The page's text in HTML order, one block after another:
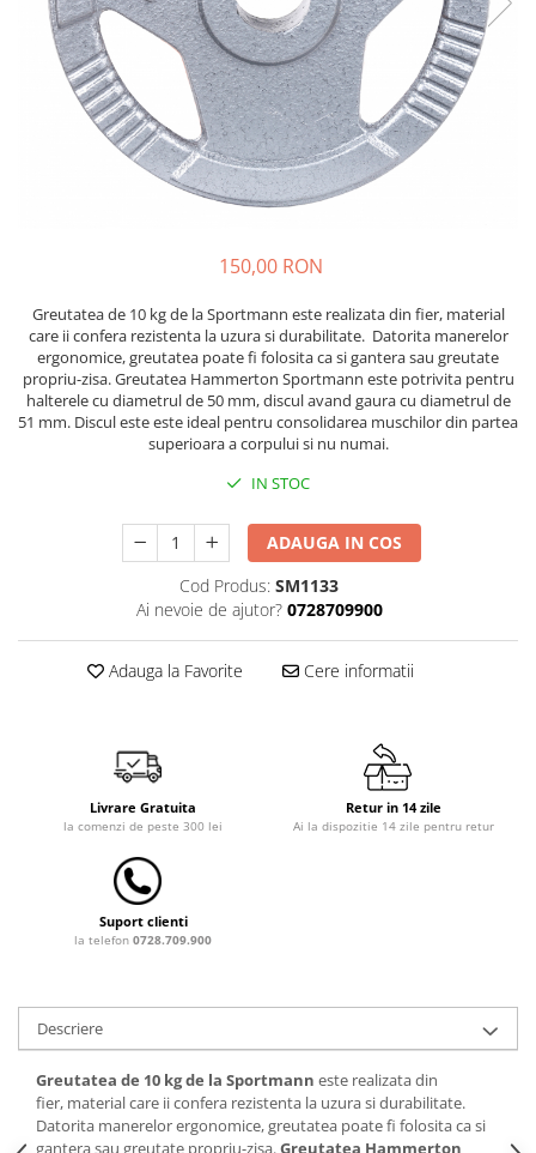
Lenjerii patut 140 x 70 cm
Lenjerie patuturi tineret
Baldachin patut
Paturici copii
Perne copii si mamici
Comode copii
Bariere si protectie laterala pat
Bariere de protectie pat
Porti de siguranta
Covoare copii
Dulap si cutii depozitare jucarii
Lampi de veghe
Mobilier Birou
Sac de dormit 60 cm
Sac de dormit 70 cm
Sac de dormit 80 cm
Sac de dormit 100 cm
Sac de dormit 110 cm
Sac de dormit 120 cm
Sac de dormit 140 cm
Sac de dormit 150 cm
Saltele de infasat
Biciclete fara pedale
Casca protectie copii
Karturi si masinute cu pedale
Masinute fara pedale
Role copii si adulti
Papusi si cele necesare
Trenulete jucarii
Trambuline si accesorii
Accesorii Trambuline
Trambuline
Tensiometre
Termometre
Termometre camera si baie
Termometre copii si bebe
Umidificatoare electrice aer
Saltele si Covoare sport Fitness
sau Yoga
Scara antrenament
Steppere Fitness
150,00 RON
Greutatea de 10 kg de la Sportmann este realizata din fier, material
care ii confera rezistenta la uzura si durabilitate. Datorita manerelor
ergonomice, greutatea poate fi folosita ca si gantera sau greutate
propriu-zisa. Greutatea Hammerton Sportmann este potrivita pentru
halterele cu diametrul de 50 mm, discul avand gaura cu diametrul de
51 mm. Discul este este ideal pentru consolidarea muschilor din partea
superioara a corpului si nu numai.
IN STOC
ADAUGA IN COS
Cod Produs: SM1133
Ai nevoie de ajutor? 0728709900
Adauga la Favorite Cere informatii
Livrare Gratuita
la comenzi de peste 300 lei
Retur in 14 zile
Ai la dispozitie 14 zile pentru retur
Suport clienti
la telefon 0728.709.900
Descriere
Greutatea de 10 kg de la Sportmann este realizata din
fier, material care ii confera rezistenta la uzura si durabilitate.
Datorita manerelor ergonomice, greutatea poate fi folosita ca si
gantera sau greutate propriu-zisa.Greutatea Hammerton